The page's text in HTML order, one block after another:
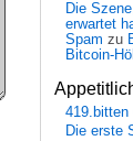
Die
erwartet
Spam zu
Bitcoin-
419.bitten
Die erste